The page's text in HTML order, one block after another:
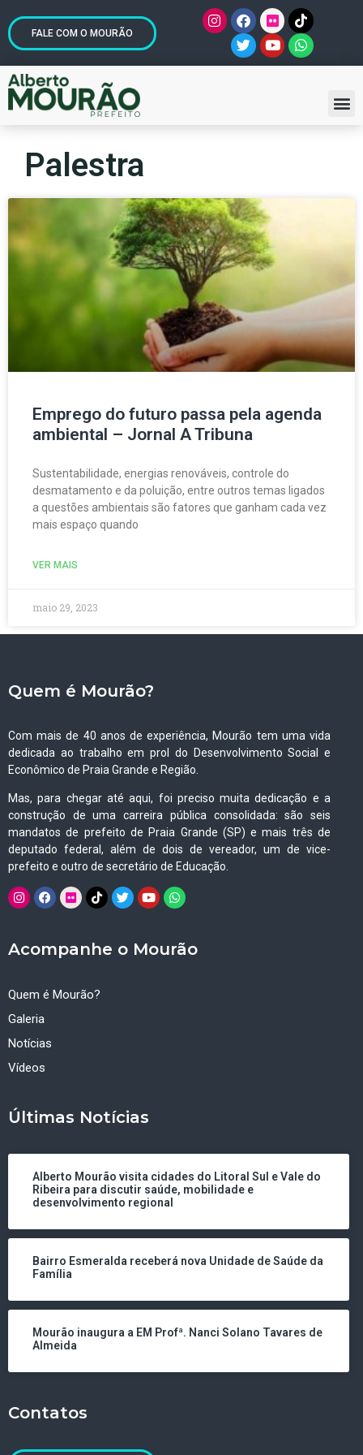
FALE COM O MOURÃO
Palestra
Emprego do futuro passa pela agenda
ambiental – Jornal A Tribuna
Sustentabilidade, energias renováveis, controle do
desmatamento e da poluição, entre outros temas ligados
a questões ambientais são fatores que ganham cada vez
mais espaço quando
VER MAIS
maio 29, 2023
Quem é Mourão?
Com mais de 40 anos de experiência, Mourão tem uma vida
dedicada ao trabalho em prol do Desenvolvimento Social e
Econômico de Praia Grande e Região.
Mas, para chegar até aqui, foi preciso muita dedicação e a
construção de uma carreira pública consolidada: são seis
mandatos de prefeito de Praia Grande (SP) e mais três de
deputado federal, além de dois de vereador, um de vice-
prefeito e outro de secretário de Educação.
Acompanhe o Mourão
Quem é Mourão?
Galeria
Notícias
Vídeos
Últimas Notícias
Alberto Mourão visita cidades do Litoral Sul e Vale do
Ribeira para discutir saúde, mobilidade e
desenvolvimento regional
Bairro Esmeralda receberá nova Unidade de Saúde da
Família
Mourão inaugura a EM Profª. Nanci Solano Tavares de
Almeida
Contatos